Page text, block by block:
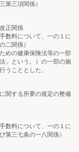
第三項関係）
正関係
数料について、一の１に
二関係）
めの健康保険法等の一部
」という。）の一部の施
うこととした。
関する所要の規定の整備
数料について、一の１に
第三七条の一八関係）